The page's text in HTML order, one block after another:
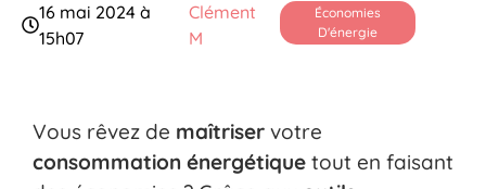
16 mai 2024 à
15h07
Clément
M
Économies
D'énergie
Vous rêvez de maîtriser votre
consommation énergétique tout en faisant